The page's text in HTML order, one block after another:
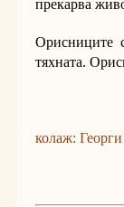
прекарва
Орисниците
тяхната.
колаж: